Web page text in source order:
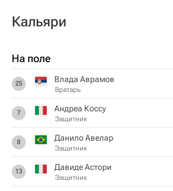
Кальяри
На поле
25 Влада Аврамов
Вратарь
7 Андреа Коссу
Защитник
8 Данило Авелар
Защитник
13 Давиде Астори
Защитник